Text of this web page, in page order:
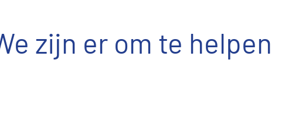
zijn er om te helpen